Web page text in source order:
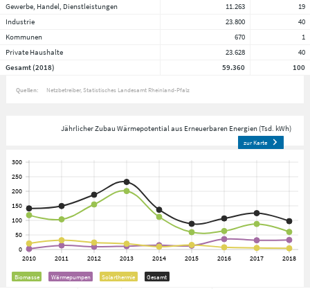
Gewerbe, Handel, Dienstleistungen
11.263
19
Industrie
23.800
40
Kommunen
670
1
Private Haushalte
23.628
40
Gesamt (2018)
59.360 100
Quellen: Netzbetreiber Statistisches Landesamt Rheinland-Pfalz
Jährlicher Zubau Wärmepotential aus Erneuerbaren Energien (Tsd. kWh)
zur Karte
Biomasse Wärmepumpen Solarthermie Gesamt